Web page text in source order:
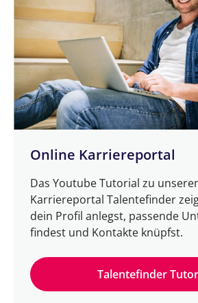
Online Karriereportal
Das Youtube Tutorial zu
Karriereportal Talentefinder
dein Profil anlegst, passende
findest und Kontakte knüpfst.
Talentefinder